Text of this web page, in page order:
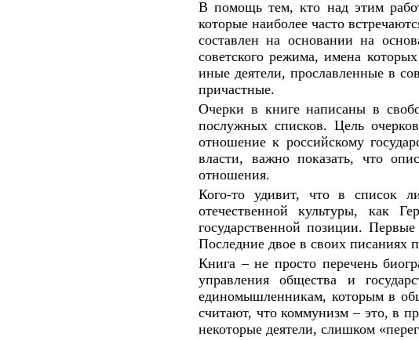
В помощь тем, кто над этим
которые наиболее часто
составлен на основании на
советского режима, имена
иные деятели, прославленные в
причастные.
Очерки в книге написаны в
послужных списков. Цель
отношение к российскому
власти, важно показать, что
отношения.
Кого-то удивит, что в список
отечественной культуры, как
государственной позиции.
Последние двое в своих писаниях
Книга – не просто перечень
управления общества и
единомышленникам, которым в
считают, что коммунизм – это, в
некоторые деятели, слишком